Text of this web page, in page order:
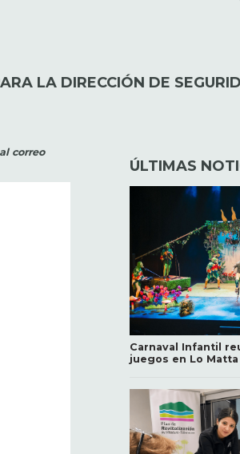
LA DIRECCIÓN DE
correo
ÚLTIMAS
Carnaval Infantil
juegos en Lo Matta